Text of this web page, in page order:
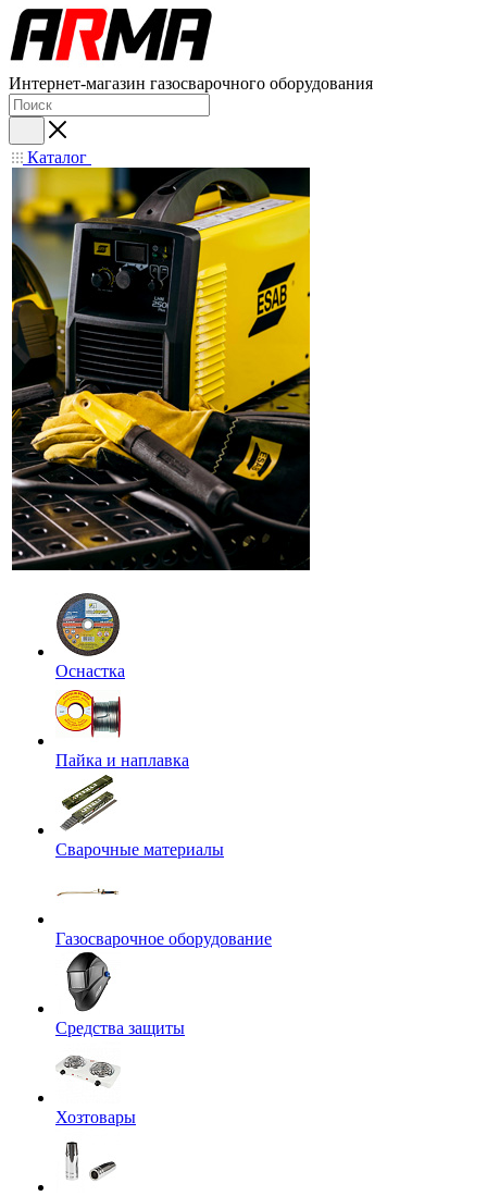
Интернет-магазин газосварочного оборудования
Каталог
Оснастка
Пайка и наплавка
Сварочные материалы
Газосварочное оборудование
Средства защиты
Хозтовары